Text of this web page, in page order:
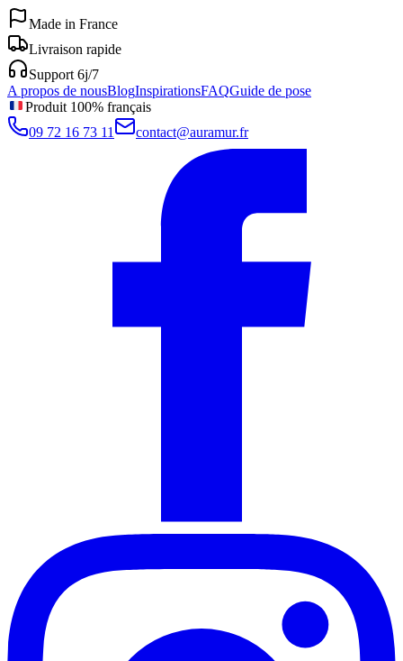
Made in France
Livraison rapide
Support 6j/7
A propos de nousBlogInspirationsFAQGuide de pose
Produit 100% français
09 72 16 73 11
contact@auramur.fr